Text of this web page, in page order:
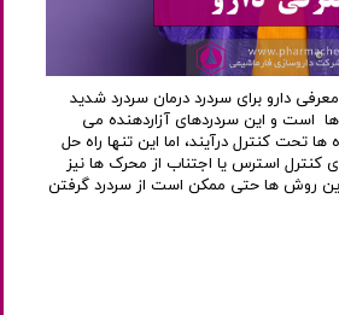
دارو برای سردرد درمان سردرد شدید
است و این سردردهای آزاردهنده می
ها تحت کنترل درآیند، اما این تنها راه حل
استرس یا اجتناب از محرک ها نیز
روش ها حتی ممکن است از سردرد گرفتن